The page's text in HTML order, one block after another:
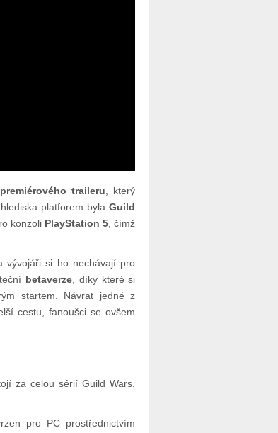
premiérového traileru, který
platforem bylaGuild
konzoli PlayStation 5, čímž
si ho nechávají pro
betaverze, díky které si
startem. Návrat jedné z
cestu, fanoušci se ovšem
za celou sérií Guild Wars.
pro PC prostřednictvím